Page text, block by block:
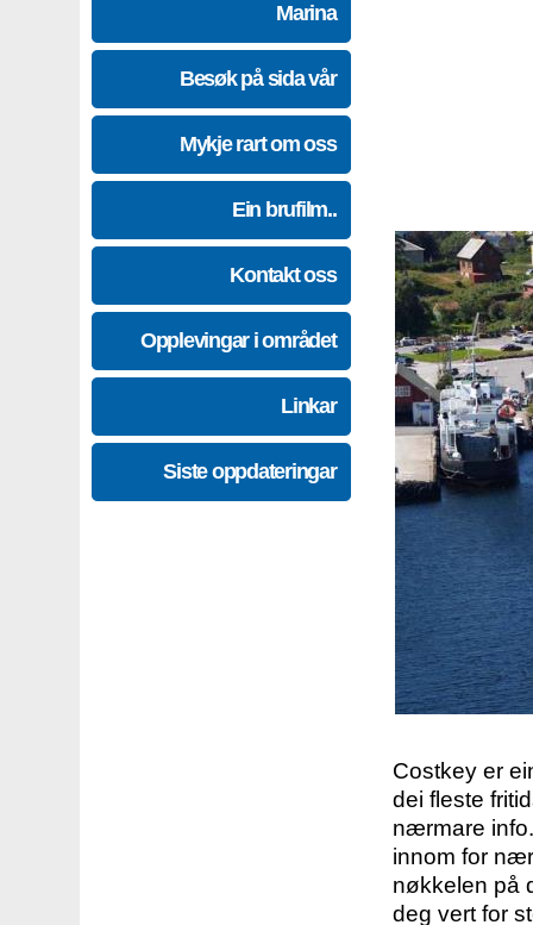
Marina
Besøk på sida vår
Mykje rart om oss
Ein brufilm..
Kontakt oss
Opplevingar i området
Linkar
Siste oppdateringar
Costkey er
dei fleste
nærmare
innom for
nøkkelen på
deg vert for